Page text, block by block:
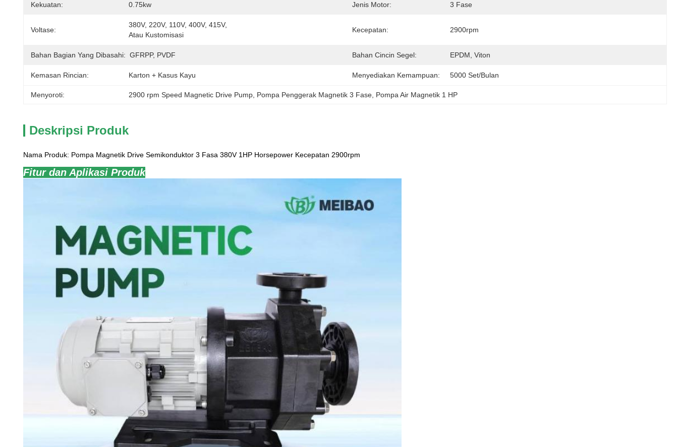
Kekuatan: 0.75kw Jenis Motor: 3 Fase
Voltase:
380V, 220V, 110V, 400V, 415V,
Atau Kustomisasi
Kecepatan: 2900rpm
Bahan Bagian Yang Dibasahi: GFRPP, PVDF Bahan Cincin Segel: EPDM, Viton
Kemasan Rincian: Karton + Kasus Kayu Menyediakan Kemampuan: 5000 Set/bulan
Menyoroti: 2900 rpm Speed Magnetic Drive Pump Pompa Penggerak Magnetik 3 Fase Pompa Air Magnetik 1 HP
Deskripsi Produk
Nama Produk: Pompa Magnetik Drive Semikonduktor 3 Fasa 380V 1HP Horsepower Kecepatan 2900rpm
Fitur dan Aplikasi Produk